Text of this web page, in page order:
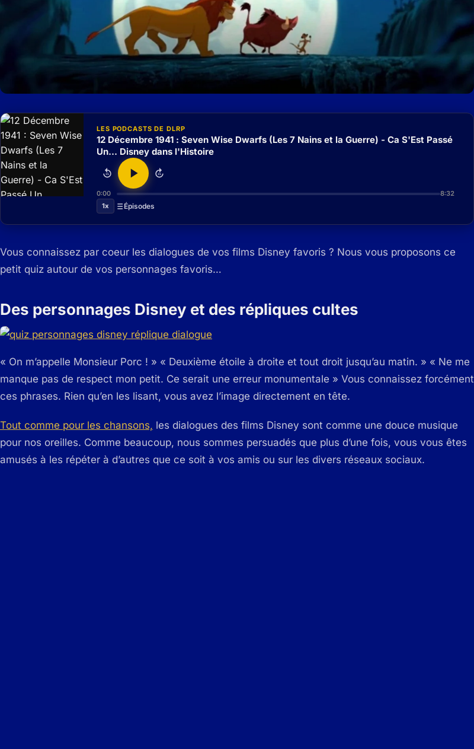
LES PODCASTS DE DLRP
12 Décembre 1941 : Seven Wise Dwarfs (Les 7 Nains et la Guerre) - Ca S'Est Passé
Un... Disney dans l'Histoire
15 15
0:00
8:32
1x
Épisodes
Vous connaissez par coeur les dialogues de vos films Disney favoris ? Nous vous proposons ce
petit quiz autour de vos personnages favoris…
Des personnages Disney et des répliques cultes
« On m’appelle Monsieur Porc ! » « Deuxième étoile à droite et tout droit jusqu’au matin. » « Ne me
manque pas de respect mon petit. Ce serait une erreur monumentale » Vous connaissez forcément
ces phrases. Rien qu’en les lisant, vous avez l’image directement en tête.
Tout comme pour les chansons, les dialogues des films Disney sont comme une douce musique
pour nos oreilles. Comme beaucoup, nous sommes persuadés que plus d’une fois, vous vous êtes
amusés à les répéter à d’autres que ce soit à vos amis ou sur les divers réseaux sociaux.